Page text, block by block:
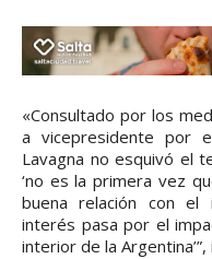
«Consultado por los
a vicepresidente por
Lavagna no esquivó el
‘no es la primera vez
buena relación con el
interés pasa por el
interior de la